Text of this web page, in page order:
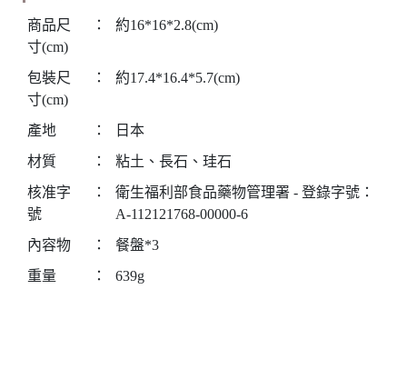
商品尺
寸(cm)
： 約16*16*2.8(cm)
包裝尺
寸(cm)
： 約17.4*16.4*5.7(cm)
產地 ：
日本
材質
：
粘土、長石、珪石
核准字
號
：
衛生福利部食品藥物管理署 - 登錄字號：
A-112121768-00000-6
內容物
：
餐盤*3
重量
： 639g